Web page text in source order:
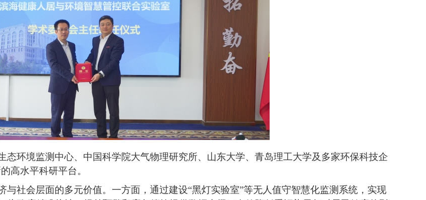
态环境监测中心、中国科学院大气物理研究所、山东大学、青岛理工大学及多家环保科技企
高水平科研平台。
与社会层面的多元价值。一方面，通过建设“黑灯实验室”等无人值守智慧化监测系统，实现